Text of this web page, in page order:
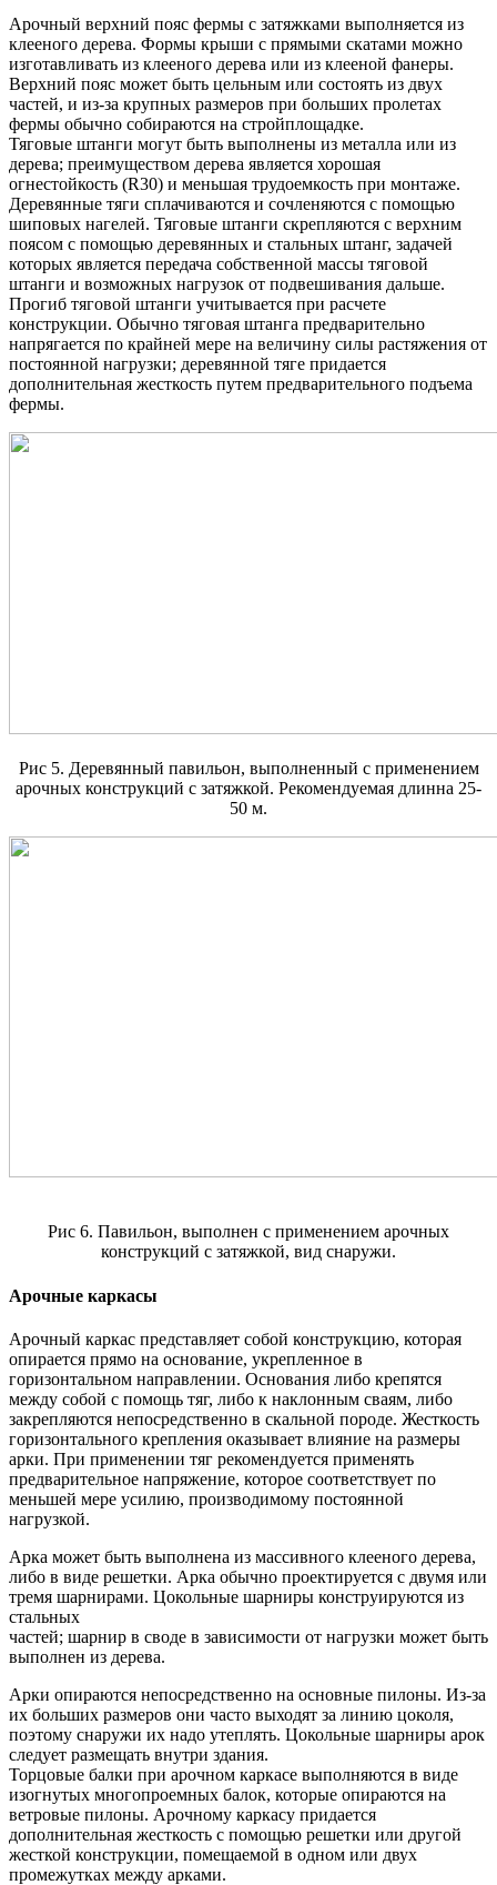
Арочный верхний пояс фермы с затяжками выполняется из
клееного дерева. Формы крыши с прямыми скатами можно
изготавливать из клееного дерева или из клееной фанеры.
Верхний пояс может быть цельным или состоять из двух
частей, и из-за крупных размеров при больших пролетах
фермы обычно собираются на стройплощадке.
Тяговые штанги могут быть выполнены из металла или из
дерева; преимуществом дерева является хорошая
огнестойкость (R30) и меньшая трудоемкость при монтаже.
Деревянные тяги сплачиваются и сочленяются с помощью
шиповых нагелей. Тяговые штанги скрепляются с верхним
поясом с помощью деревянных и стальных штанг, задачей
которых является передача собственной массы тяговой
штанги и возможных нагрузок от подвешивания дальше.
Прогиб тяговой штанги учитывается при расчете
конструкции. Обычно тяговая штанга предварительно
напрягается по крайней мере на величину силы растяжения от
постоянной нагрузки; деревянной тяге придается
дополнительная жесткость путем предварительного подъема
фермы.
Рис 5. Деревянный павильон, выполненный с применением
арочных конструкций с затяжкой. Рекомендуемая длинна 25-
50 м.
Рис 6. Павильон, выполнен с применением арочных
конструкций с затяжкой, вид снаружи.
Арочные каркасы
Арочный каркас представляет собой конструкцию, которая
опирается прямо на основание, укрепленное в
горизонтальном направлении. Основания либо крепятся
между собой с помощь тяг, либо к наклонным сваям, либо
закрепляются непосредственно в скальной породе. Жесткость
горизонтального крепления оказывает влияние на размеры
арки. При применении тяг рекомендуется применять
предварительное напряжение, которое соответствует по
меньшей мере усилию, производимому постоянной
нагрузкой.
Арка может быть выполнена из массивного клееного дерева,
либо в виде решетки. Арка обычно проектируется с двумя или
тремя шарнирами. Цокольные шарниры конструируются из
стальных
частей; шарнир в своде в зависимости от нагрузки может быть
выполнен из дерева.
Арки опираются непосредственно на основные пилоны. Из-за
их больших размеров они часто выходят за линию цоколя,
поэтому снаружи их надо утеплять. Цокольные шарниры арок
следует размещать внутри здания.
Торцовые балки при арочном каркасе выполняются в виде
изогнутых многопроемных балок, которые опираются на
ветровые пилоны. Арочному каркасу придается
дополнительная жесткость с помощью решетки или другой
жесткой конструкции, помещаемой в одном или двух
промежутках между арками.